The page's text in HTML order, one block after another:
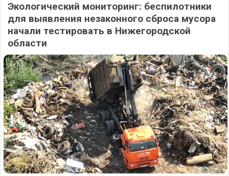
Экологический мониторинг: беспилотники
для выявления незаконного сброса мусора
начали тестировать в Нижегородской
области